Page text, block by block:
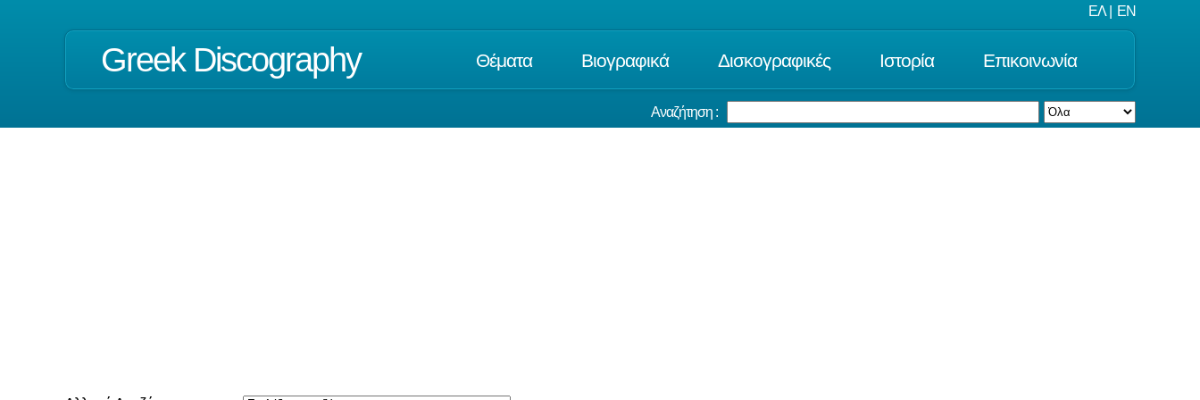
ΕΛ EN
Greek Discography Θέματα Βιογραφικά Δισκογραφικές Ιστορία Επικοινωνία
Αναζήτηση :